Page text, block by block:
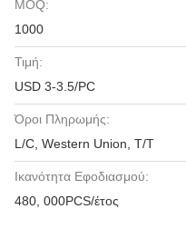
MOQ:
1000
Τιμή:
USD 3-3.5/PC
Όροι Πληρωμής:
L/C, Western Union, T/T
Ικανότητα Εφοδιασμού:
480, 000PCS/έτος